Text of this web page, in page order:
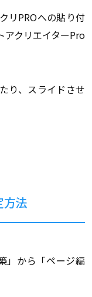
リPROへの貼り付
アクリエイターPro
り、スライドさせ
方法
」から「ページ編